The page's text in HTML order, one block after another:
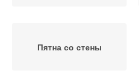
Пятна со стены